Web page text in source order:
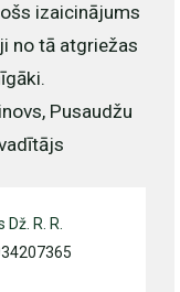
izaicinājums
no tā atgriežas
Pusaudžu
Dž. R. R.